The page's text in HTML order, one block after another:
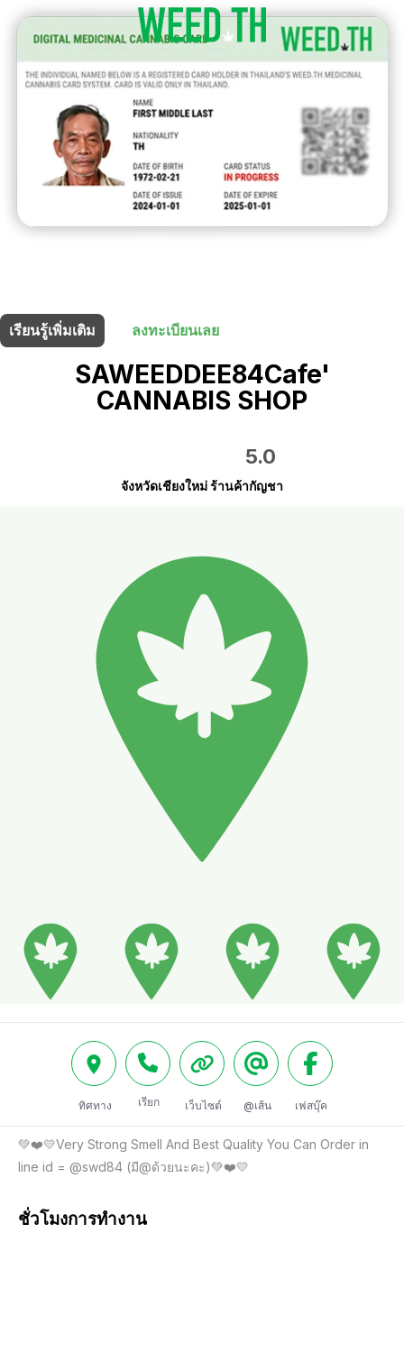
เรียนรู้เพิ่มเติม
ลงทะเบียนเลย
SAWEEDDEE84Cafe'
CANNABIS SHOP
5.0
จังหวัดเชียงใหม่ ร้านค้ากัญชา
ทิศทาง เรียก เว็บไซต์ @เส้น เฟสบุ๊ค
💚❤️💛Very Strong Smell And Best Quality You Can Order in
line id = @swd84 (มี@ด้วยนะคะ)💚❤️💛
ชั่วโมงการทำงาน